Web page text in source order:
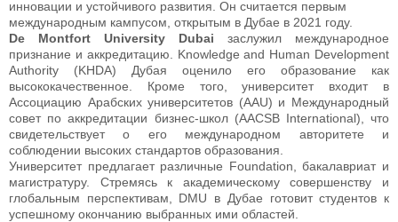
инновации и устойчивого развития. Он считается первым
международным кампусом, открытым в Дубае в 2021 году.
De Montfort University Dubai заслужил международное
признание и аккредитацию. Knowledge and Human Development
Authority (KHDA) Дубая оценило его образование как
высококачественное. Кроме того, университет входит в
Ассоциацию Арабских университетов (AAU) и Международный
совет по аккредитации бизнес-школ (AACSB International), что
свидетельствует о его международном авторитете и
соблюдении высоких стандартов образования.
Университет предлагает различные Foundation, бакалавриат и
магистратуру. Стремясь к академическому совершенству и
глобальным перспективам, DMU в Дубае готовит студентов к
успешному окончанию выбранных ими областей.